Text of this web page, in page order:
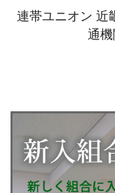
連帯ユニオン 近
通